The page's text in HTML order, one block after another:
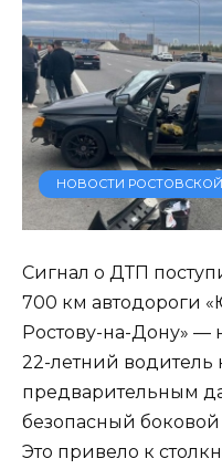
НОВОСТИ
Сигнал о ДТП
700 км автодороги
Ростову-на-Дону» —
22-летний водитель
предварительным
безопасный
Это привело к